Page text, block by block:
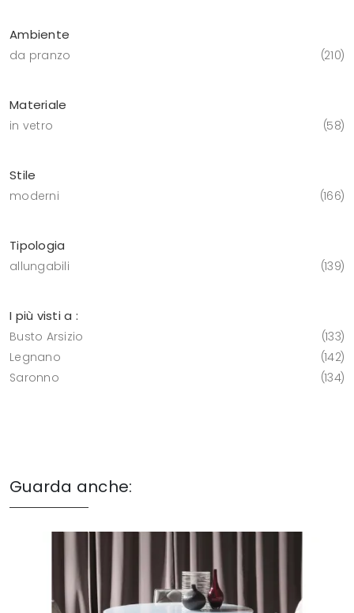
Ambiente
da pranzo 210
Materiale
in vetro 58
Stile
moderni 166
Tipologia
allungabili 139
I più visti a :
Busto Arsizio
133
Legnano
142
Saronno
134
Guarda anche: